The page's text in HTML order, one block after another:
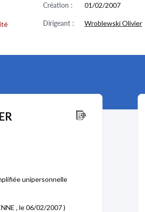
Création : 01/02/2007
Dirigeant : Wroblewski Olivier
unipersonnelle
, le 06/02/2007 )